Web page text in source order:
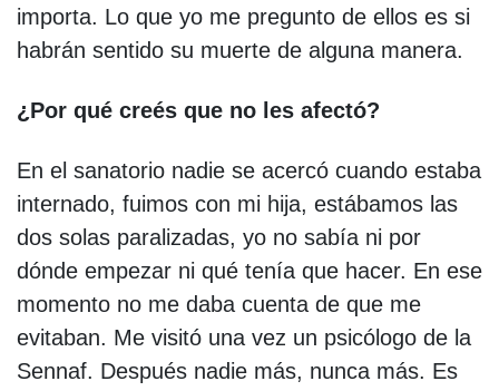
importa. Lo que yo me pregunto de ellos es si
habrán sentido su muerte de alguna manera.
¿Por qué creés que no les afectó?
En el sanatorio nadie se acercó cuando estaba
internado, fuimos con mi hija, estábamos las
dos solas paralizadas, yo no sabía ni por
dónde empezar ni qué tenía que hacer. En ese
momento no me daba cuenta de que me
evitaban. Me visitó una vez un psicólogo de la
Sennaf. Después nadie más, nunca más. Es